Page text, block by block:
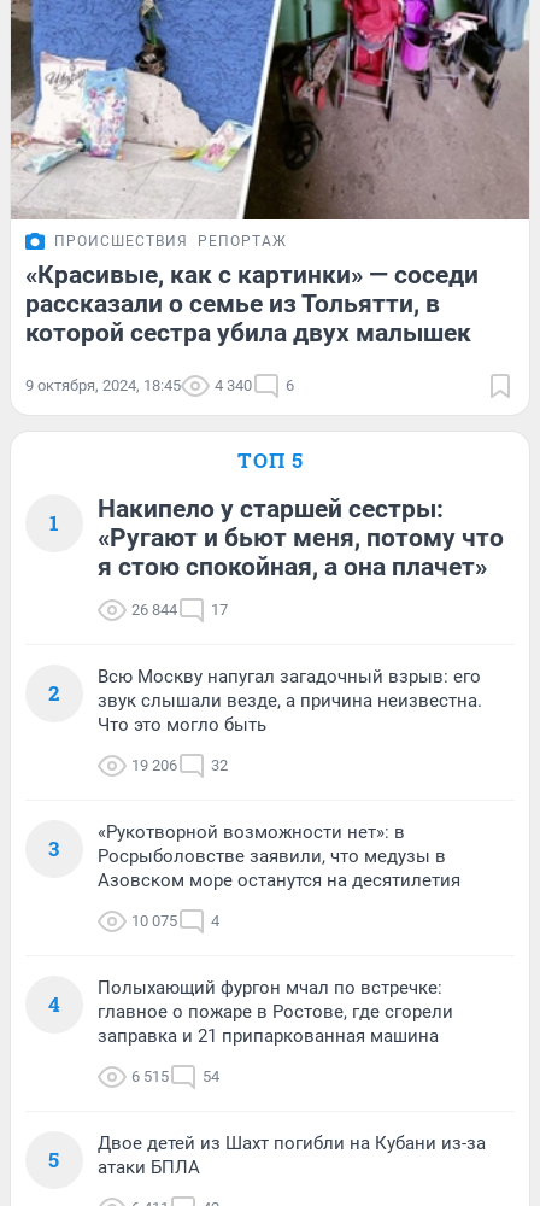
ПРОИСШЕСТВИЯ РЕПОРТАЖ
«Красивые, как с картинки» — соседи
рассказали о семье из Тольятти, в
которой сестра убила двух малышек
9 октября, 2024, 18:45 4 340 6
ТОП 5
1
Накипело у старшей сестры:
«Ругают и бьют меня, потому что
я стою спокойная, а она плачет»
26 844 17
2
Всю Москву напугал загадочный взрыв: его
звук слышали везде, а причина неизвестна.
Что это могло быть
19 206 32
3
«Рукотворной возможности нет»: в
Росрыболовстве заявили, что медузы в
Азовском море останутся на десятилетия
10 075 4
4
Полыхающий фургон мчал по встречке:
главное о пожаре в Ростове, где сгорели
заправка и 21 припаркованная машина
6 515 54
5
Двое детей из Шахт погибли на Кубани из-за
атаки БПЛА